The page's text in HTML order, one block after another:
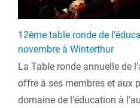
12ème table ronde de
novembre à Winterthur
La Table ronde annuelle de
offre à ses membres et aux
domaine de l'éducation à